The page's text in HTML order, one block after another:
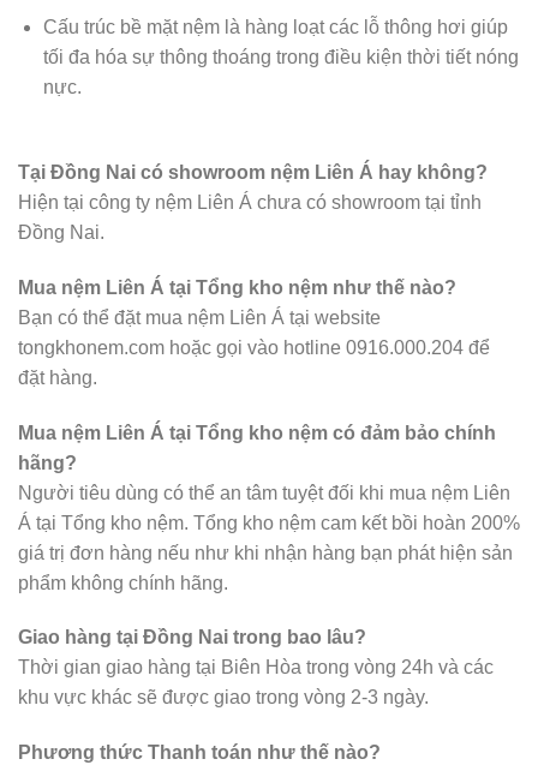
Cấu trúc bề mặt nệm là hàng loạt các lỗ thông hơi giúp
tối đa hóa sự thông thoáng trong điều kiện thời tiết nóng
nực.
Tại Đồng Nai có showroom nệm Liên Á hay không?
Hiện tại công ty nệm Liên Á chưa có showroom tại tỉnh
Đồng Nai.
Mua nệm Liên Á tại Tổng kho nệm như thế nào?
Bạn có thể đặt mua nệm Liên Á tại website
tongkhonem.com hoặc gọi vào hotline 0916.000.204 để
đặt hàng.
Mua nệm Liên Á tại Tổng kho nệm có đảm bảo chính
hãng?
Người tiêu dùng có thể an tâm tuyệt đối khi mua nệm Liên
Á tại Tổng kho nệm. Tổng kho nệm cam kết bồi hoàn 200%
giá trị đơn hàng nếu như khi nhận hàng bạn phát hiện sản
phẩm không chính hãng.
Giao hàng tại Đồng Nai trong bao lâu?
Thời gian giao hàng tại Biên Hòa trong vòng 24h và các
khu vực khác sẽ được giao trong vòng 2-3 ngày.
Phương thức Thanh toán như thế nào?